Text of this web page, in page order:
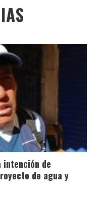
intención de
de agua y